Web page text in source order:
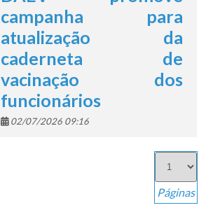
campanha para
atualização da
caderneta de
vacinação dos
funcionários
02/07/2026 09:16
Páginas